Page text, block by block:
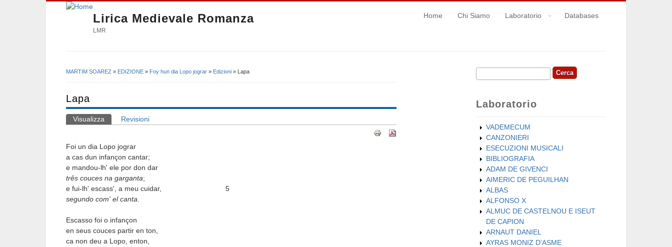
Lirica Medievale Romanza
LMR
Home Chi Siamo Laboratorio Databases
MARTIM SOAREZ » EDIZIONE » Foy hun dia Lopo jograr » Edizioni » Lapa
Lapa
Schede primarie
Visualizza (scheda attiva)
Revisioni
Foi un dia Lopo jograr
a cas dun infançon cantar;
e mandou-lh' ele por don dar
três couces na garganta;
e fui-lh' escass', a meu cuidar, 5
segundo com' el canta.
Escasso foi o infançon
en seus couces partir en ton,
ca non deu a Lopo, enton,
Form di ricerca
Cerca
Laboratorio
VADEMECUM
CANZONIERI
ESECUZIONI MUSICALI
BIBLIOGRAFIA
ADAM DE GIVENCI
AIMERIC DE PEGUILHAN
ALBAS
ALFONSO X
ALMUC DE CASTELNOU E ISEUT
DE CAPION
ARNAUT DANIEL
AYRAS MONIZ D'ASME